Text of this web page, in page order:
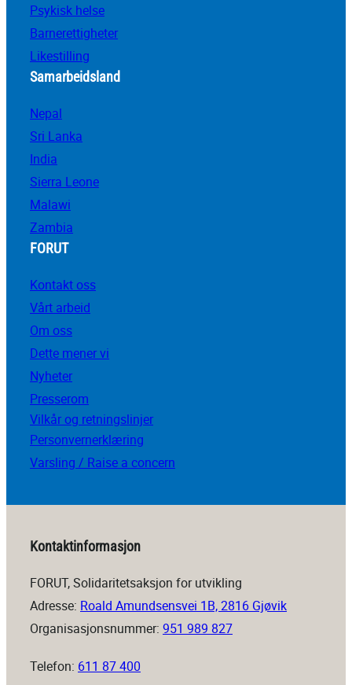
Psykisk helse
Barnerettigheter
Likestilling
Samarbeidsland
Nepal
Sri Lanka
India
Sierra Leone
Malawi
Zambia
FORUT
Kontakt oss
Vårt arbeid
Om oss
Dette mener vi
Nyheter
Presserom
Vilkår og retningslinjer
Personvernerklæring
Varsling / Raise a concern
Kontaktinformasjon
FORUT, Solidaritetsaksjon for utvikling
Adresse: Roald Amundsensvei 1B, 2816 Gjøvik
Organisasjonsnummer: 951 989 827
Telefon: 611 87 400